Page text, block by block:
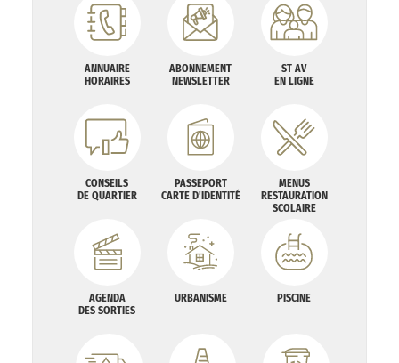
ANNUAIRE
HORAIRES
ABONNEMENT
NEWSLETTER
ST AV
EN LIGNE
CONSEILS
DE QUARTIER
PASSEPORT
CARTE D'IDENTITÉ
MENUS
RESTAURATION
SCOLAIRE
AGENDA
DES SORTIES
URBANISME PISCINE